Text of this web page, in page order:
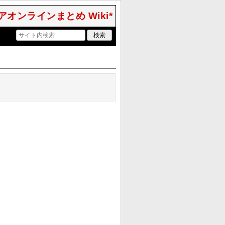
オンラインまとめ Wiki*